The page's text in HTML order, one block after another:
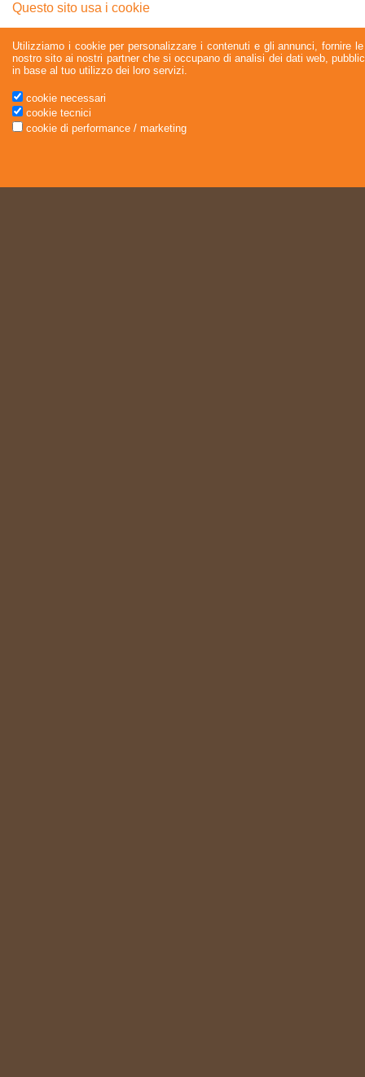
Questo sito usa i cookie
Utilizziamo i cookie per personalizzare i contenuti e gli annunci, fornire
nostro sito ai nostri partner che si occupano di analisi dei dati web,
in base al tuo utilizzo dei loro servizi.
cookie necessari
cookie tecnici
cookie di performance / marketing